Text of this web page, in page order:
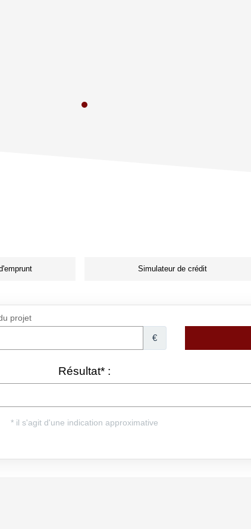
Simulateur de crédit